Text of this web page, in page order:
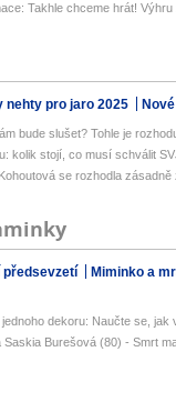
Takhle chceme hrát! Výhru
nehty pro jaro 2025
bude slušet? Tohle je
kolik stojí, co musí schválit
se rozhodla zásadně
předsevzetí Miminko a
dekoru: Naučte se, jak
Burešová (80) - Smrt